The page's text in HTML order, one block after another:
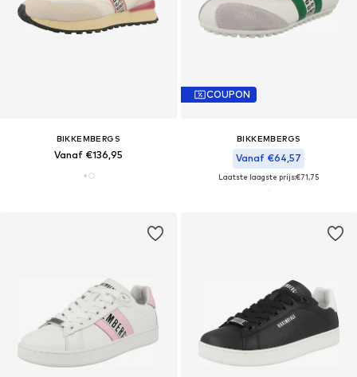
BIKKEMBERGS
Vanaf €136,95
COUPON
BIKKEMBERGS
Vanaf €64,57
Laatste laagste prijs:€71,75